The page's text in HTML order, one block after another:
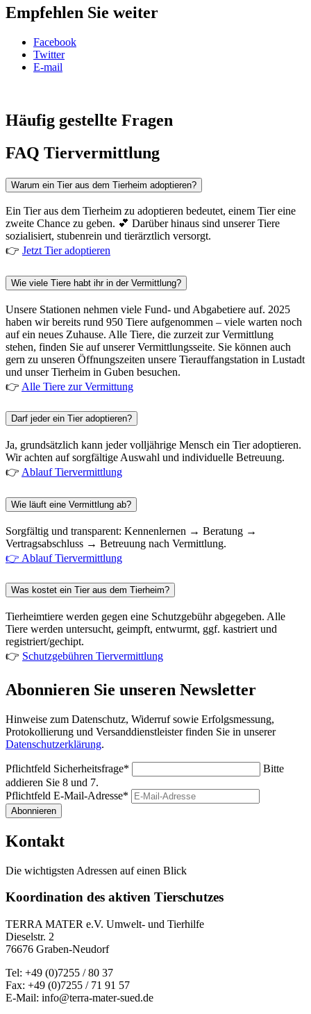
Empfehlen Sie weiter
Facebook
Twitter
E-mail
Häufig gestellte Fragen
FAQ Tiervermittlung
Warum ein Tier aus dem Tierheim adoptieren?
Ein Tier aus dem Tierheim zu adoptieren bedeutet, einem Tier eine
zweite Chance zu geben. 💕 Darüber hinaus sind unserer Tiere
sozialisiert, stubenrein und tierärztlich versorgt.
👉 Jetzt Tier adoptieren
Wie viele Tiere habt ihr in der Vermittlung?
Unsere Stationen nehmen viele Fund- und Abgabetiere auf. 2025
haben wir bereits rund 950 Tiere aufgenommen – viele warten noch
auf ein neues Zuhause. Alle Tiere, die zurzeit zur Vermittlung
stehen, finden Sie auf unserer Vermittlungsseite. Sie können auch
gern zu unseren Öffnungszeiten unsere Tierauffangstation in Lustadt
und unser Tierheim in Guben besuchen.
👉 Alle Tiere zur Vermittung
Darf jeder ein Tier adoptieren?
Ja, grundsätzlich kann jeder volljährige Mensch ein Tier adoptieren.
Wir achten auf sorgfältige Auswahl und individuelle Betreuung.
👉 Ablauf Tiervermittlung
Wie läuft eine Vermittlung ab?
Sorgfältig und transparent: Kennenlernen → Beratung →
Vertragsabschluss → Betreuung nach Vermittlung.
👉 Ablauf Tiervermittlung
Was kostet ein Tier aus dem Tierheim?
Tierheimtiere werden gegen eine Schutzgebühr abgegeben. Alle
Tiere werden untersucht, geimpft, entwurmt, ggf. kastriert und
registriert/gechipt.
👉 Schutzgebühren Tiervermittlung
Abonnieren Sie unseren Newsletter
Hinweise zum Datenschutz, Widerruf sowie Erfolgsmessung,
Protokollierung und Versanddienstleister finden Sie in unserer
Datenschutzerklärung.
Pflichtfeld Sicherheitsfrage*
Bitte
addieren Sie 8 und 7.
Pflichtfeld E-Mail-Adresse*
Abonnieren
Kontakt
Die wichtigsten Adressen auf einen Blick
Koordination des aktiven Tierschutzes
TERRA MATER e.V. Umwelt- und Tierhilfe
Dieselstr. 2
76676 Graben-Neudorf
Tel: +49 (0)7255 / 80 37
Fax: +49 (0)7255 / 71 91 57
E-Mail: info@terra-mater-sued.de